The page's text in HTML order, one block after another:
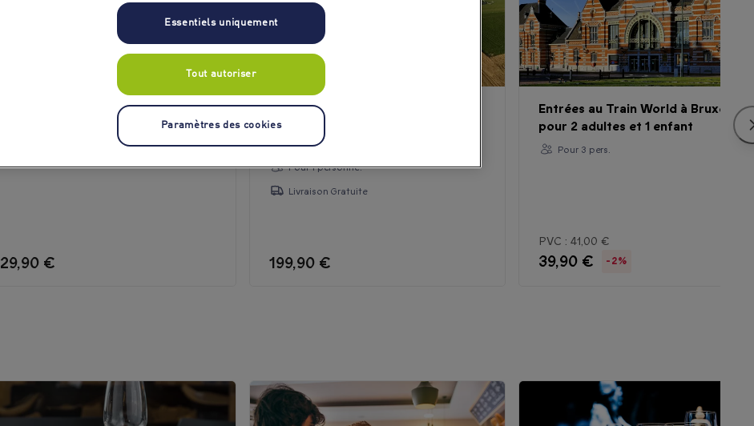
Visite guidée à thème de Bruxelles
29,90 €
Vol en montgolfière avec
champagne pour 1 personne au-
dessus de Bruxelles
Pour 1 personne.
Livraison Gratuite
199,90 €
Entrées au Train World à Bruxelles
pour 2 adultes et 1 enfant
Pour 3 pers.
PVC : 41,00 €
39,90 € -2%
Essentiels uniquement
Tout autoriser
Paramètres des cookies